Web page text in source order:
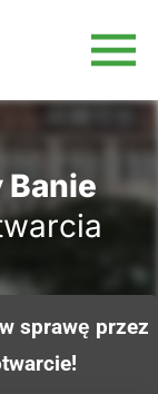
Banie
sprawę przez